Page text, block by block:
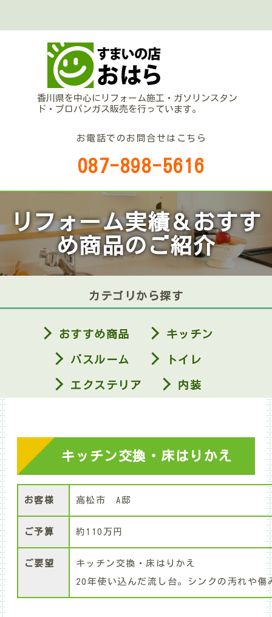
香川県を中心にリフォーム施工・ガソリンスタン
ド・プロパンガス販売を行っています。
お電話でのお問合せはこちら
087-898-5616
リフォーム実績＆おすす
め商品のご紹介
カテゴリから探す
おすすめ商品 キッチン
バスルーム トイレ
エクステリア 内装
キッチン交換・床はりかえ
お客様 高松市 A邸
ご予算 約110万円
ご要望
キッチン交換・床はりかえ
20年使い込んだ流し台。シンクの汚れや